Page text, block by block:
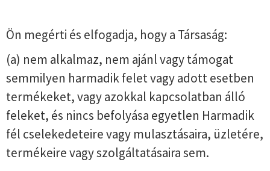
Ön megérti és elfogadja, hogy a Társaság:
(a) nem alkalmaz, nem ajánl vagy támogat
semmilyen harmadik felet vagy adott esetben
termékeket, vagy azokkal kapcsolatban álló
feleket, és nincs befolyása egyetlen Harmadik
fél cselekedeteire vagy mulasztásaira, üzletére,
termékeire vagy szolgáltatásaira sem.